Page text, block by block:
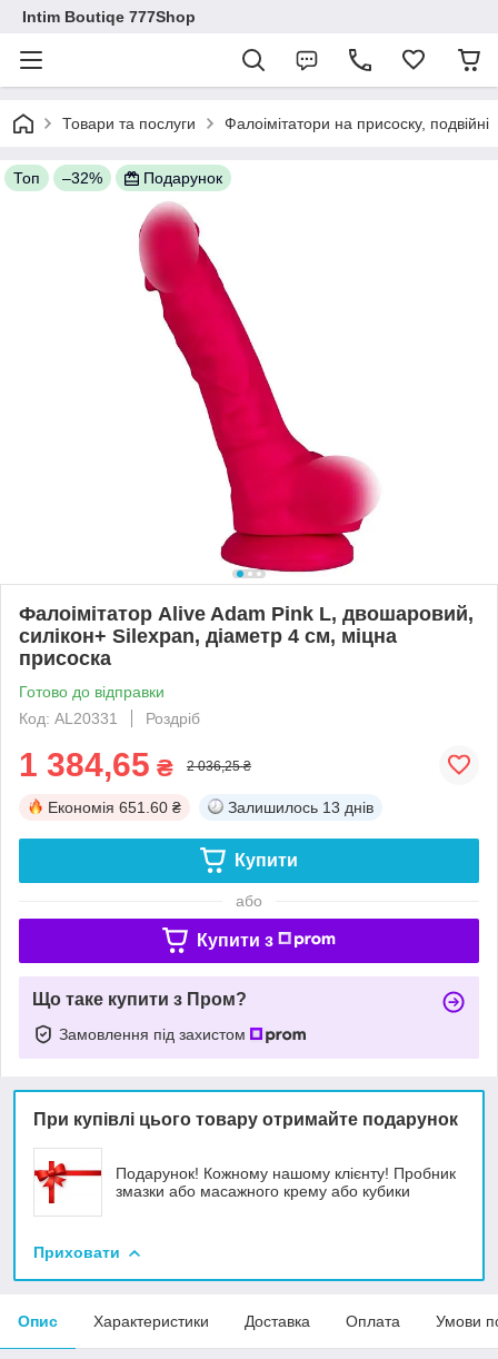
Intim Boutiqe 777Shop
Товари та послуги Фалоімітатори на присоску, подвійні
Топ –32% Подарунок
Фалоімітатор Alive Adam Pink L, двошаровий,
силікон+ Silexpan, діаметр 4 см, міцна
присоска
Готово до відправки
Код: AL20331
Роздріб
1 384,65 ₴ 2 036,25 ₴
Економія 651.60 ₴ Залишилось 13 днів
Купити
або
Купити з
Що таке купити з Пром?
Замовлення під захистом
При купівлі цього товару отримайте подарунок
Подарунок! Кожному нашому клієнту! Пробник
змазки або масажного крему або кубики
Приховати
Опис Характеристики Доставка Оплата Умови